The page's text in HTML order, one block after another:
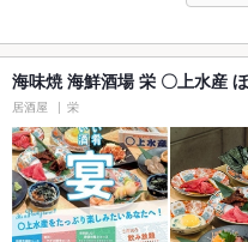
海味焼 海鮮酒場 栄 〇上水産
居酒屋 栄